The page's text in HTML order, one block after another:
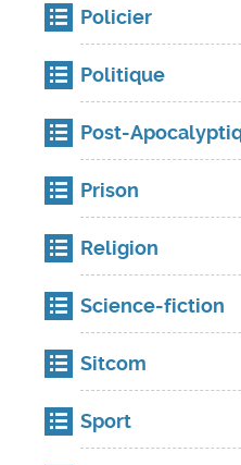
Policier
Politique
Post-
Prison
Religion
Science-fiction
Sitcom
Sport